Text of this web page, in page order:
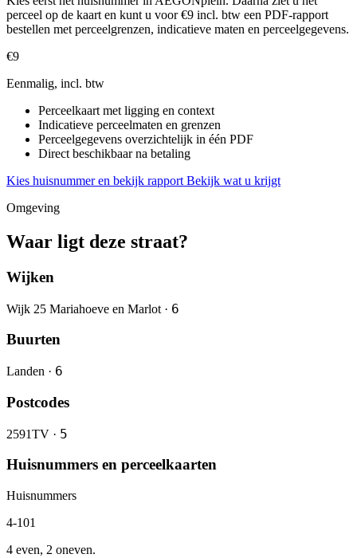
perceel op de kaart en kunt u voor €9 incl. btw een PDF-rapport
bestellen met perceelgrenzen, indicatieve maten en perceelgegevens.
€9
Eenmalig, incl. btw
Perceelkaart met ligging en context
Indicatieve perceelmaten en grenzen
Perceelgegevens overzichtelijk in één PDF
Direct beschikbaar na betaling
Kies huisnummer en bekijk rapport Bekijk wat u krijgt
Omgeving
Waar ligt deze straat?
Wijken
Wijk 25 Mariahoeve en Marlot · 6
Buurten
Landen · 6
Postcodes
2591TV · 5
Huisnummers en perceelkaarten
Huisnummers
4-101
4 even, 2 oneven.